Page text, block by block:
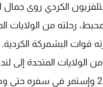
الكردي روى جمال
رحلته من الولايات
قوات البشمركة الكردية.
الولايات المتحدة إلى
كانون الأول 2015 وإستمر في سفره